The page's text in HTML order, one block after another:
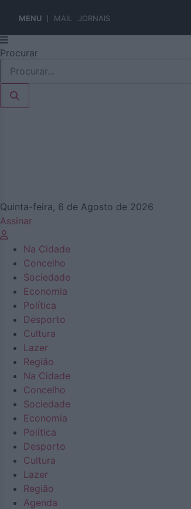
MENU MAIL JORNAIS
Pular
para
conteúdo
Procurar
Quinta-feira, 6 de Agosto de 2026
Assinar
Na Cidade
Concelho
Sociedade
Economia
Política
Desporto
Cultura
Lazer
Região
Na Cidade
Concelho
Sociedade
Economia
Política
Desporto
Cultura
Lazer
Região
Agenda